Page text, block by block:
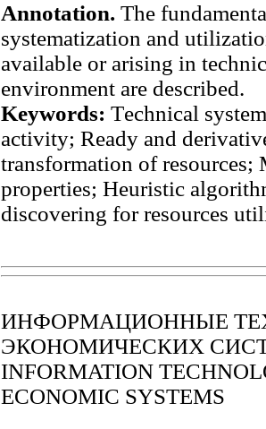
Annotation. The
systematization and
available or arising in
environment are described.
Keywords: Тechnical
activity; Ready and
transformation of resources;
properties; Heuristic
discovering for resources
ИНФОРМАЦИОННЫЕ
ЭКОНОМИЧЕСКИХ
INFORMATION
ECONOMIC SYSTEMS